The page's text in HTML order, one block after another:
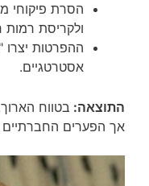
הסרת פיקוחי
ולקריסת רמות
ההפרטות יצרו
אסטרטגיים.
התוצאה: בטווח
אך הפערים החברתיים